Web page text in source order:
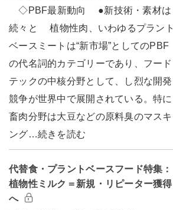
◇PBF最新動向 ●新技術・素材は
続々と 植物性肉、いわゆるプラント
ベースミートは“新市場”としてのPBF
の代名詞的カテゴリーであり、フード
テックの中核分野として、し烈な開発
競争が世界中で展開されている。特に
畜肉分野は大豆などの原料臭のマスキ
ング…続きを読む
代替食・プラントベースフード特集：
植物性ミルク＝新規・リピーター獲得
へ